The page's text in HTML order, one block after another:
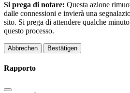
Si prega di notare: Questa azione
dalle connessioni e invierà una
sito. Si prega di attendere qualche
questo processo.
Bestätigen
Rapporto